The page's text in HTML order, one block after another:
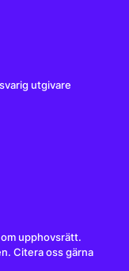
utgivare
upphovsrätt.
Citera oss gärna